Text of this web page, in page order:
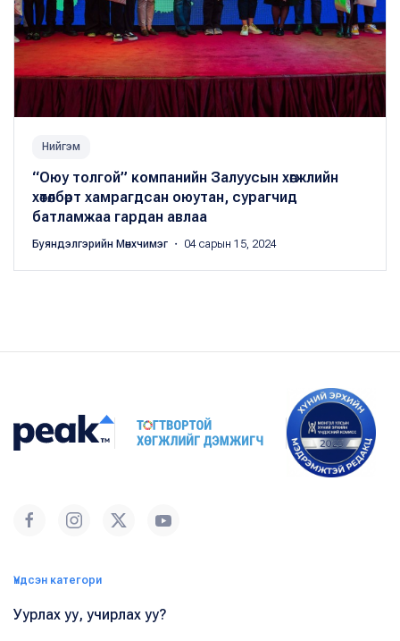
Нийгэм
“Оюу толгой” компанийн Залуусын хөгжлийн
хөтөлбөрт хамрагдсан оюутан, сурагчид
батламжаа гардан авлаа
Буяндэлгэрийн Мөнхчимэг ・ 04 сарын 15, 2024
Үндсэн категори
Уурлах уу, учирлах уу?